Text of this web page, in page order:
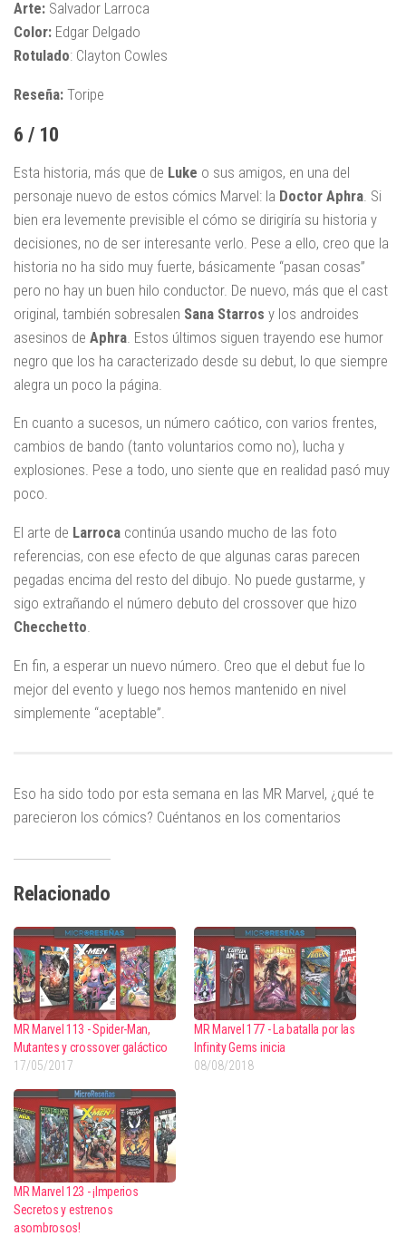
Arte: Salvador Larroca
Color: Edgar Delgado
Rotulado: Clayton Cowles
Reseña: Toripe
6 / 10
Esta historia, más que de Luke o sus amigos, en una del
personaje nuevo de estos cómics Marvel: la Doctor Aphra . Si
bien era levemente previsible el cómo se dirigiría su historia y
decisiones, no de ser interesante verlo. Pese a ello, creo que la
historia no ha sido muy fuerte, básicamente “pasan cosas”
pero no hay un buen hilo conductor. De nuevo, más que el cast
original, también sobresalen Sana Starros y los androides
asesinos de Aphra . Estos últimos siguen trayendo ese humor
negro que los ha caracterizado desde su debut, lo que siempre
alegra un poco la página.
En cuanto a sucesos, un número caótico, con varios frentes,
cambios de bando (tanto voluntarios como no), lucha y
explosiones. Pese a todo, uno siente que en realidad pasó muy
poco.
El arte de Larroca continúa usando mucho de las foto
referencias, con ese efecto de que algunas caras parecen
pegadas encima del resto del dibujo. No puede gustarme, y
sigo extrañando el número debuto del crossover que hizo
Checchetto.
En fin, a esperar un nuevo número. Creo que el debut fue lo
mejor del evento y luego nos hemos mantenido en nivel
simplemente “aceptable”.
Eso ha sido todo por esta semana en las MR Marvel, ¿qué te
parecieron los cómics? Cuéntanos en los comentarios
Relacionado
MR Marvel 113 - Spider-Man,
Mutantes y crossover galáctico
17/05/2017
MR Marvel 177 - La batalla por las
Infinity Gems inicia
08/08/2018
MR Marvel 123 - ¡Imperios
Secretos y estrenos
asombrosos!